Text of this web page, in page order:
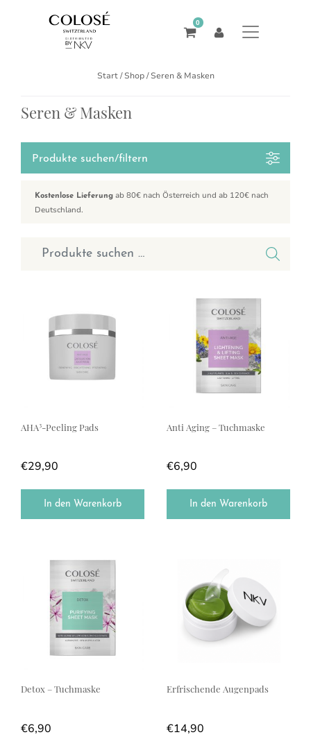
0
Start/Shop/ Seren & Masken
Seren & Masken
Produkte suchen/filtern
Kostenlose Lieferung ab 80€ nach Österreich und ab 120€ nach
Deutschland.
Suchen nach:
AHA³-Peeling Pads
€29,90
In den Warenkorb
Anti Aging – Tuchmaske
€6,90
In den Warenkorb
Detox – Tuchmaske
€6,90
Erfrischende Augenpads
€14,90